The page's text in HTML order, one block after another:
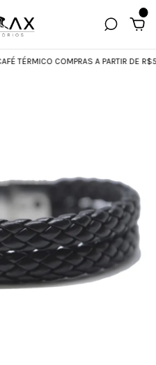
TÉRMICO COMPRAS A PARTIR DE R$599